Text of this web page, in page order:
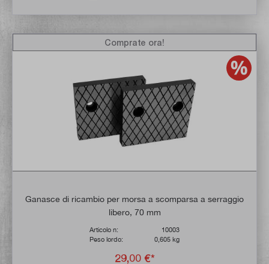
Ganasce di ricambio per morsa a scomparsa a serraggio
libero, 70 mm
Articolo n:
10003
Peso lordo:
0,605 kg
29,00 €*
Comprate ora!